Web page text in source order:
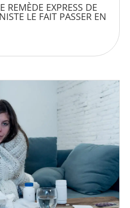
REMÈDE EXPRESS DE
LE FAIT PASSER EN